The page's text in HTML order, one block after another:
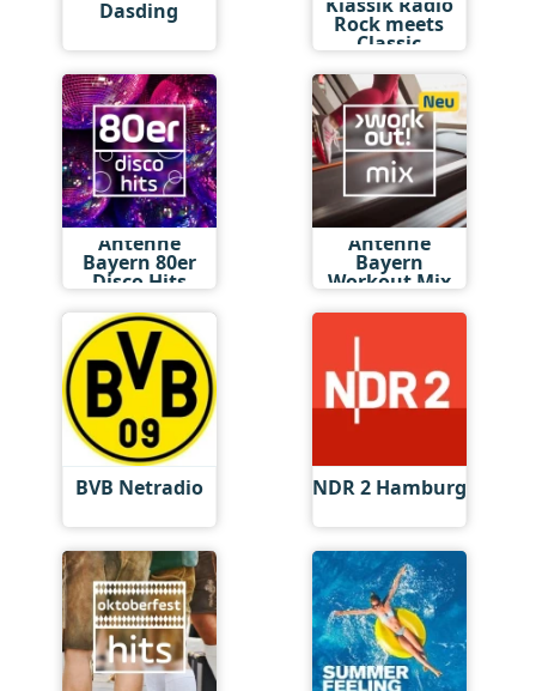
Dasding Rock meets
Classic
Antenne
Bayern 80er
Disco Hits
Antenne
Bayern
Workout Mix
BVB Netradio NDR 2 Hamburg